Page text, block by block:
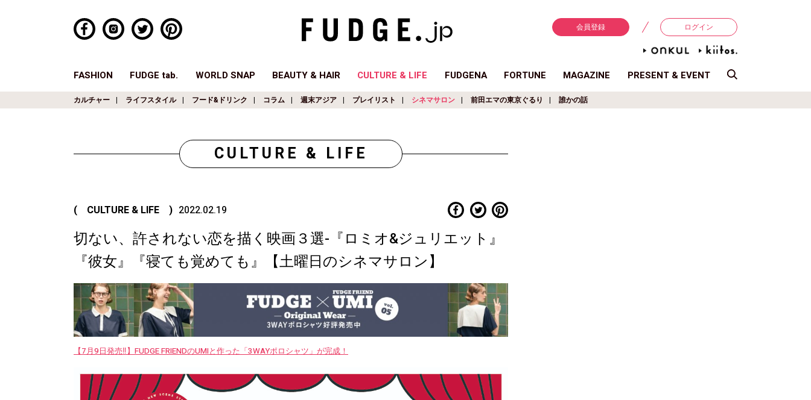
会員登録 ログイン
FASHION FUDGE tab. WORLD SNAP BEAUTY & HAIR CULTURE & LIFE FUDGENA FORTUNE MAGAZINE PRESENT & EVENT
カルチャー ライフスタイル フード&ドリンク コラム 週末アジア プレイリスト シネマサロン 前田エマの東京ぐるり 誰かの話
CULTURE & LIFE
( CULTURE & LIFE ) 2022.02.19
切ない、許されない恋を描く映画３選-『ロミオ&ジュリエット』
『彼女』『寝ても覚めても』【土曜日のシネマサロン】
【7月9日発売‼︎】FUDGE FRIENDのUMIと作った「3WAYポロシャツ」が完成！